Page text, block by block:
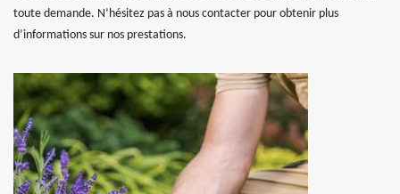
toute demande. N’hésitez pas à nous contacter pour obtenir plus
d’informations sur nos prestations.